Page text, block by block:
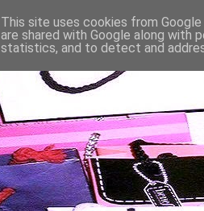
This site uses cookies from
are shared with Google along with
statistics, and to detect and